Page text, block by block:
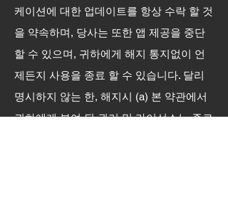
케이션에 대한 업데이트를 항상 수락 할 것
을 약속하며, 당사는 또한 앱 제공을 중단
할 수 있으며, 귀하에게 해지 통지없이 언
제든지 사용을 종료 할 수 있습니다. 달리
명시하지 않는 한, 해지시 (a) 본 약관에서
귀하에게 부여 된 권리 및 라이선스는 종료